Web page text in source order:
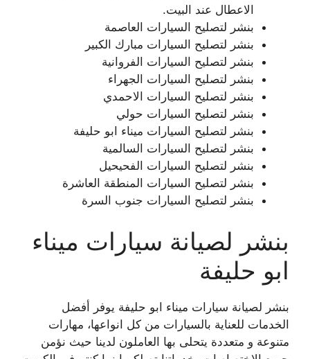
الاعطال عند البيت.
بنشر لتصليح السيارات العاصمة
بنشر لتصليح السيارات مبارك الكبير
بنشر لتصليح السيارات الفروانية
بنشر لتصليح السيارات الجهراء
بنشر لتصليح السيارات الاحمدي
بنشر لتصليح السيارات حولي
بنشر لتصليح السيارات ميناء ابو حليفة
بنشر لتصليح السيارات السالمية
بنشر لتصليح السيارات الفحيحيل
بنشر لتصليح السيارات المنطقة العاشرة
بنشر لتصليح السيارات جنوب السرة
بنشر لصيانة سيارات ميناء
ابو حليفة
بنشر لصيانة سيارات ميناء ابو حليفة يوفر أفضل
الخدمات للعناية بالسيارات من كل انواعها، مهارات
متنوعة و متعددة يتحلى بها العاملون لدينا حيث نؤمن